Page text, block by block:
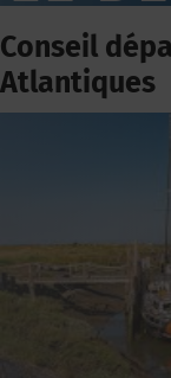
Conseil
Atlantiques